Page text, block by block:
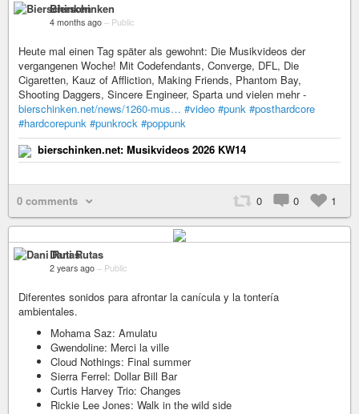
Bierschinken
4 months ago – Public
Heute mal einen Tag später als gewohnt: Die Musikvideos der
vergangenen Woche! Mit Codefendants, Converge, DFL, Die
Cigaretten, Kauz of Affliction, Making Friends, Phantom Bay,
Shooting Daggers, Sincere Engineer, Sparta und vielen mehr -
bierschinken.net/news/1260-mus… #video #punk #posthardcore
#hardcorepunk #punkrock #poppunk
bierschinken.net: Musikvideos 2026 KW14
0 comments 0 0 1
Dani Rutas
2 years ago – Public
Diferentes sonidos para afrontar la canícula y la tontería
ambientales.
Mohama Saz: Amulatu
Gwendoline: Merci la ville
Cloud Nothings: Final summer
Sierra Ferrel: Dollar Bill Bar
Curtis Harvey Trio: Changes
Rickie Lee Jones: Walk in the wild side